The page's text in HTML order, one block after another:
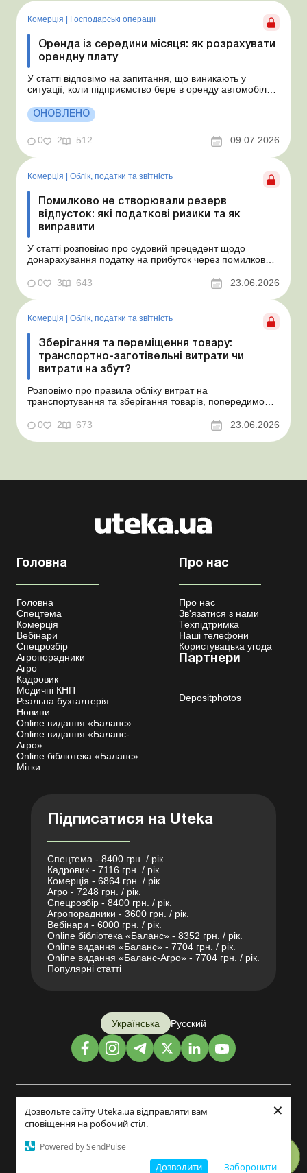
Дозвольте сайту Uteka.ua відправляти вам
сповіщення на робочий стіл.
Powered by SendPulse
Заборонити
Дозволити
×
Комерція Господарські операції
Оренда із середини місяця: як розрахувати
орендну плату
У статті відповімо на запитання, що виникають у
ситуації, коли підприємство бере в оренду автомобіль у
місяця. Підприємство орендує у фізособи автомобіль з
15.07.2026. Згідно з умовами договору орендна плата
становить 4 000 грн на місяць. Виникла...
ОНОВЛЕНО
0 2 512 09.07.2026
Комерція | Облік, податки та звiтнiсть
Помилково не створювали резерв
відпусток: які податкові ризики та як
виправити
У статті розповімо про судовий прецедент щодо
донарахування податку на прибуток через помилково
надамо рекомендації, як мінімізувати податкові ризики.
Проблемні витрати: податкові ризики та судова
практика Розуміємо ваші хвилювання через помилкове
неств...
0 3 643 23.06.2026
Комерція | Облік, податки та звiтнiсть
Зберігання та переміщення товару:
транспортно-заготівельні витрати чи
витрати на збут?
Розповімо про правила обліку витрат на
транспортування та зберігання товарів, попередимо
нормативне обґрунтування. Проблемні витрати:
податкові ризики та судова практика Здавалось би, у
цьому питанні неоднозначності бути не може. Однак,
0 2 673 23.06.2026
Головна
Головна
Спецтема
Комерція
Вебінари
Спецрозбір
Агропорадники
Агро
Кадровик
Медичні КНП
Реальна бухгалтерія
Новини
Online видання «Баланс»
Online видання «Баланс-
Агро»
Online бібліотека «Баланс»
Мітки
Про нас
Про нас
Зв'язатися з нами
Техпідтримка
Наші телефони
Користувацька угода
Партнери
Depositphotos
Підписатися на Uteka
Спецтема - 8400 грн. / рік.
Кадровик - 7116 грн. / рік.
Комерція - 6864 грн. / рік.
Агро - 7248 грн. / рік.
Спецрозбір - 8400 грн. / рік.
Агропорадники - 3600 грн. / рік.
Вебінари - 6000 грн. / рік.
Online бібліотека «Баланс» - 8352 грн. / рік.
Online видання «Баланс» - 7704 грн. / рік.
Online видання «Баланс-Агро» - 7704 грн. / рік.
Популярні статті
Українська Русский
Дизайн і розробка: